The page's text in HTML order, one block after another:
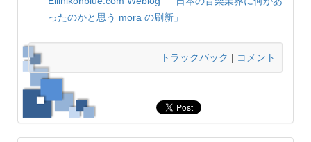
ったのかと思う mora の刷新」
トラックバック | コメント